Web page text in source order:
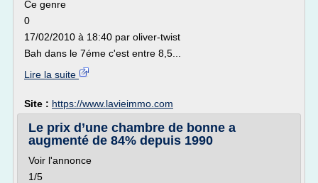
Ce genre
0
17/02/2010 à 18:40 par oliver-twist
Bah dans le 7éme c'est entre 8,5...
Lire la suite
Site : https://www.lavieimmo.com
Le prix d’une chambre de bonne a
augmenté de 84% depuis 1990
Voir l'annonce
1/5